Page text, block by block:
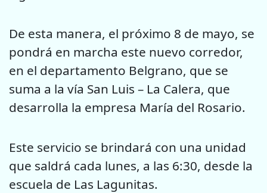
De esta manera, el próximo 8 de mayo, se
pondrá en marcha este nuevo corredor,
en el departamento Belgrano, que se
suma a la vía San Luis – La Calera, que
desarrolla la empresa María del Rosario.
Este servicio se brindará con una unidad
que saldrá cada lunes, a las 6:30, desde la
escuela de Las Lagunitas.